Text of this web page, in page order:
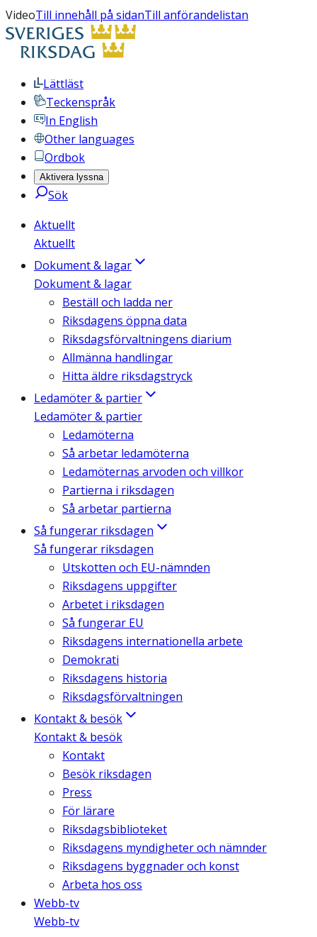
VideoTill innehåll på sidanTill anförandelistan
Lättläst
Teckenspråk
In English
Other languages
Ordbok
Aktivera lyssna
Sök
Aktuellt
Aktuellt
Dokument & lagar
Dokument & lagar
Beställ och ladda ner
Riksdagens öppna data
Riksdagsförvaltningens diarium
Allmänna handlingar
Hitta äldre riksdagstryck
Ledamöter & partier
Ledamöter & partier
Ledamöterna
Så arbetar ledamöterna
Ledamöternas arvoden och villkor
Partierna i riksdagen
Så arbetar partierna
Så fungerar riksdagen
Så fungerar riksdagen
Utskotten och EU-nämnden
Riksdagens uppgifter
Arbetet i riksdagen
Så fungerar EU
Riksdagens internationella arbete
Demokrati
Riksdagens historia
Riksdagsförvaltningen
Kontakt & besök
Kontakt & besök
Kontakt
Besök riksdagen
Press
För lärare
Riksdagsbiblioteket
Riksdagens myndigheter och nämnder
Riksdagens byggnader och konst
Arbeta hos oss
Webb-tv
Webb-tv